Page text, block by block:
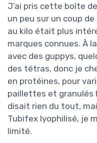
J’ai pris cette boîte de
un peu sur un coup
au kilo était plus
marques connues. À
avec des guppys,
des tétras, donc je
en protéines, pour
paillettes et granulés
disait rien du tout,
Tubifex lyophilisé, je
limité.